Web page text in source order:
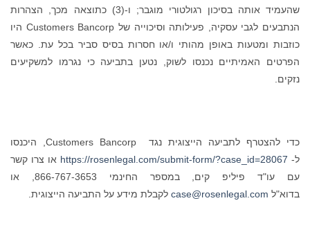
שהעמיד אותה בסיכון רגולטורי מוגבר; ו-(3) כתוצאה מכך, הצהרות
הנתבעים לגבי עסקיה, פעילותה וסיכוייה של Customers Bancorp היו
כוזבות ומטעות באופן מהותי ו/או חסרות בסיס סביר בכל עת. כאשר
הפרטים האמיתיים נכנסו לשוק, נטען בתביעה כי נגרמו למשקיעים
נזקים.
כדי להצטרף לתביעה הייצוגית נגד Customers Bancorp, היכנסו
ל- https://rosenlegal.com/submit-form/?case_id=28067 או צרו קשר
עם עו"ד פיליפ קים, במספר החינמי 866-767-3653, או
בדוא"ל case@rosenlegal.com לקבלת מידע על התביעה הייצוגית.